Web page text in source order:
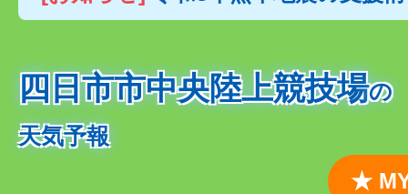
四日市市中央陸上競技場の
天気予報
★